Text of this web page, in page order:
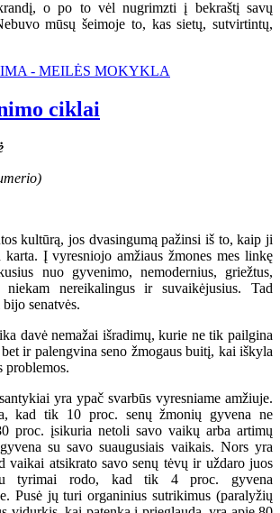
o po to vėl nugrimzti į bekraštį savų
mūsų šeimoje to, kas sietų, sutvirtintų,
- MEILĖS MOKYKLA
ciklai
kultūrą, jos dvasingumą pažinsi iš to, kaip ji
karta. Į vyresniojo amžiaus žmones mes linkę
nuo gyvenimo, nemodernius, griežtus,
nereikalingus ir suvaikėjusius. Tad
senatvės.
davė nemažai išradimų, kurie ne tik pailgina
ir palengvina seno žmogaus buitį, kai iškyla
problemos.
yra ypač svarbūs vyresniame amžiuje.
kad tik 10 proc. senų žmonių gyvena ne
proc. įsikuria netoli savo vaikų arba artimų
su savo suaugusiais vaikais. Nors yra
vaikai atsikrato savo senų tėvų ir uždaro juos
tyrimai rodo, kad tik 4 proc. gyvena
Pusė jų turi organinius sutrikimus (paralyžių